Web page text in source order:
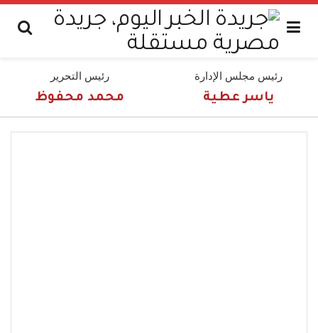
رئيس مجلس الإدارة
ياسر عطية
رئيس التحرير
محمد محفوظ